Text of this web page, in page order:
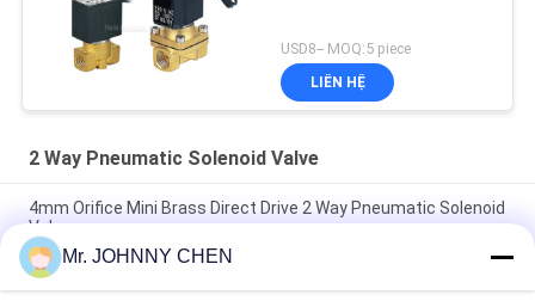
USD8-- MOQ:5 piece
LIÊN HỆ
2 Way Pneumatic Solenoid Valve
4mm Orifice Mini Brass Direct Drive 2 Way Pneumatic Solenoid
Valve
16~50mm Orifice 2/2 Brass Pneumatic Solenoid Valve
G1/2"~G2" With Viton Seal
Mr. JOHNNY CHEN